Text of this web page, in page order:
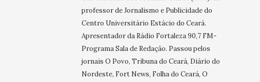
professor de Jornalismo e Publicidade do
Centro Universitário Estácio do Ceará.
Apresentador da Rádio Fortaleza 90,7 FM-
Programa Sala de Redação. Passou pelos
jornais O Povo, Tribuna do Ceará, Diário do
Nordeste, Fort News, Folha do Ceará, O